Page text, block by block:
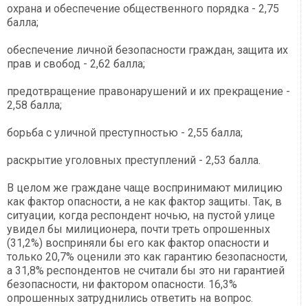
охрана и обеспечение общественного порядка - 2,75
балла;
обеспечение личной безопасности граждан, защита их
прав и свобод - 2,62 балла;
предотвращение правонарушений и их прекращение -
2,58 балла;
борьба с уличной преступностью - 2,55 балла;
раскрытие уголовных преступлений - 2,53 балла.
В целом же граждане чаще воспринимают милицию
как фактор опасности, а не как фактор защиты. Так, в
ситуации, когда респондент ночью, на пустой улице
увидел бы милиционера, почти треть опрошенных
(31,2%) восприняли бы его как фактор опасности и
только 20,7% оценили это как гарантию безопасности,
а 31,8% респондентов не считали бы это ни гарантией
безопасности, ни фактором опасности. 16,3%
опрошенных затруднились ответить на вопрос.